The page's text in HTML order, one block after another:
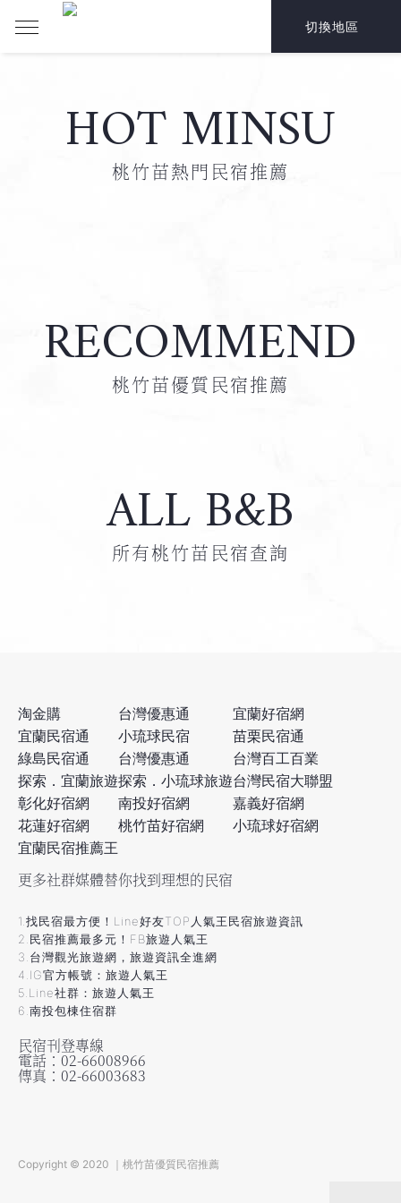
HOT MINSU
桃竹苗熱門民宿推薦
RECOMMEND
桃竹苗優質民宿推薦
ALL B&B
所有桃竹苗民宿查詢
淘金購 台灣優惠通
宜蘭好宿網
宜蘭民宿通
小琉球民宿
苗栗民宿通
綠島民宿通
台灣優惠通
台灣百工百業
探索．宜蘭旅遊探索．小琉球旅遊台灣民宿大聯盟
彰化好宿網
南投好宿網
嘉義好宿網
花蓮好宿網
桃竹苗好宿網
小琉球好宿網
宜蘭民宿推薦王
更多社群媒體替你找到理想的民宿
1.找民宿最方便！Line好友TOP人氣王民宿旅遊資訊
2.民宿推薦最多元！FB旅遊人氣王
3.台灣觀光旅遊網，旅遊資訊全進網
4.IG官方帳號：旅遊人氣王
5.Line社群：旅遊人氣王
6.南投包棟住宿群
民宿刊登專線
電話：02-66008966
傳真：02-66003683
Copyright © 2020 ｜桃竹苗優質民宿推薦
切換地區